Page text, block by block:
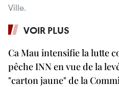
Ville.
VOIR PLUS
Ca Mau intensifie la lutte
pêche INN en vue de la
"carton jaune" de la